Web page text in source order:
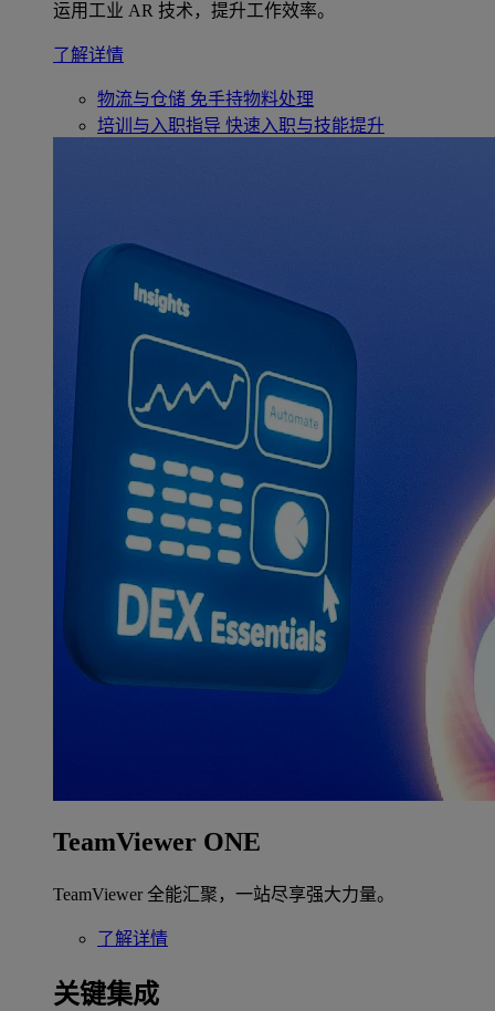
运用工业 AR 技术，提升工作效率。
了解详情
物流与仓储 免手持物料处理
培训与入职指导 快速入职与技能提升
TeamViewer ONE
TeamViewer 全能汇聚，一站尽享强大力量。
了解详情
关键集成